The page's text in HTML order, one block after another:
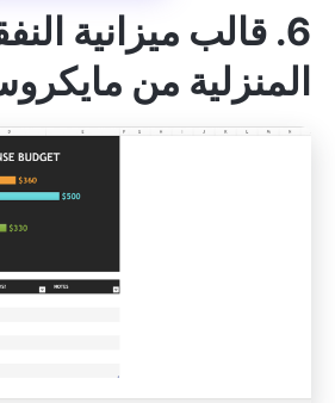
6. قالب ميزانية
المنزلية من